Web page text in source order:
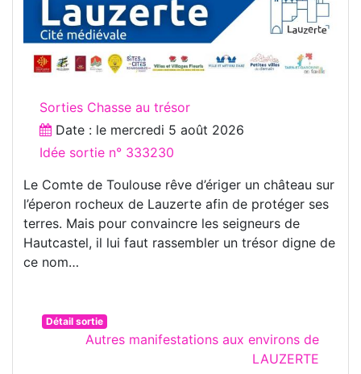
Sorties Chasse au trésor
Date : le mercredi 5 août 2026
Idée sortie n° 333230
Le Comte de Toulouse rêve d’ériger un château sur
l’éperon rocheux de Lauzerte afin de protéger ses
terres. Mais pour convaincre les seigneurs de
Hautcastel, il lui faut rassembler un trésor digne de
ce nom…
Détail sortie
Autres manifestations aux environs de
LAUZERTE